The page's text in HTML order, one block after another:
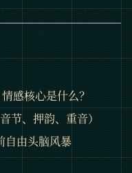
感核心是什么？
节、押韵、重音）
自由头脑风暴